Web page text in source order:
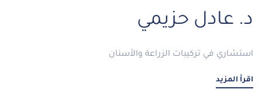
د. عادل حزيمي
استشاري في تركيبات الزراعة والأسنان
اقرأ المزيد